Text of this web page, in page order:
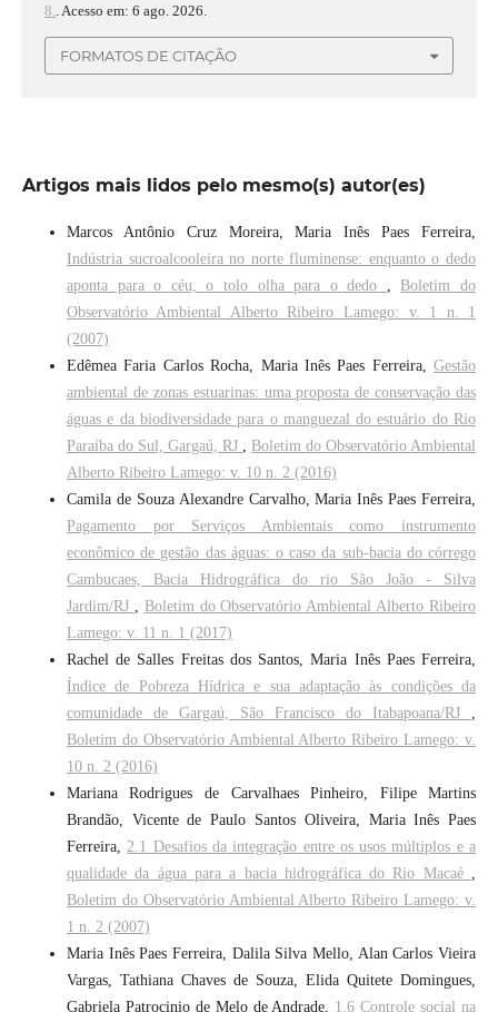
8.
. Acesso em: 6 ago. 2026.
FORMATOS DE CITAÇÃO
Artigos mais lidos pelo mesmo(s) autor(es)
Marcos Antônio Cruz Moreira, Maria Inês Paes Ferreira,
Indústria sucroalcooleira no norte fluminense: enquanto o dedo
aponta para o céu, o tolo olha para o dedo , Boletim do
Observatório Ambiental Alberto Ribeiro Lamego: v. 1 n. 1
(2007)
Edêmea Faria Carlos Rocha, Maria Inês Paes Ferreira,Gestão
ambiental de zonas estuarinas: uma proposta de conservação das
águas e da biodiversidade para o manguezal do estuário do Rio
Paraíba do Sul, Gargaú, RJ , Boletim do Observatório Ambiental
Alberto Ribeiro Lamego: v. 10 n. 2 (2016)
Camila de Souza Alexandre Carvalho, Maria Inês Paes Ferreira,
Pagamento por Serviços Ambientais como instrumento
econômico de gestão das águas: o caso da sub-bacia do córrego
Cambucaes, Bacia Hidrográfica do rio São João - Silva
Jardim/RJ , Boletim do Observatório Ambiental Alberto Ribeiro
Lamego: v. 11 n. 1 (2017)
Rachel de Salles Freitas dos Santos, Maria Inês Paes Ferreira,
Índice de Pobreza Hídrica e sua adaptação às condições da
comunidade de Gargaú, São Francisco do Itabapoana/RJ ,
Boletim do Observatório Ambiental Alberto Ribeiro Lamego: v.
10 n. 2 (2016)
Mariana Rodrigues de Carvalhaes Pinheiro, Filipe Martins
Brandão, Vicente de Paulo Santos Oliveira, Maria Inês Paes
Ferreira,2.1 Desafios da integração entre os usos múltiplos e a
qualidade da água para a bacia hidrográfica do Rio Macaé ,
Boletim do Observatório Ambiental Alberto Ribeiro Lamego: v.
1 n. 2 (2007)
Maria Inês Paes Ferreira, Dalila Silva Mello, Alan Carlos Vieira
Vargas, Tathiana Chaves de Souza, Elida Quitete Domingues,
Gabriela Patrocinio de Melo de Andrade, 1.6 Controle social na